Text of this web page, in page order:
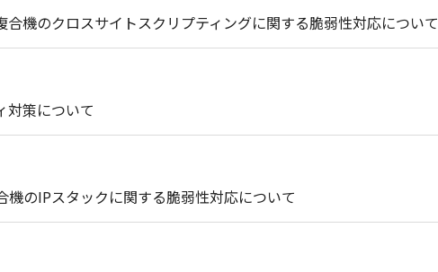
機のクロスサイトスクリプティングに関する脆弱性対応について
対策について
のIPスタックに関する脆弱性対応について